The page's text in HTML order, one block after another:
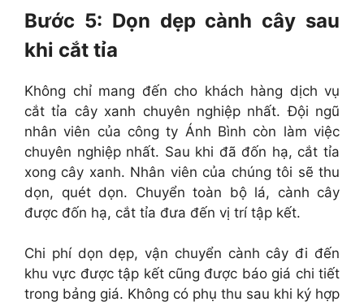
Bước 5: Dọn dẹp cành cây sau
khi cắt tỉa
Không chỉ mang đến cho khách hàng dịch vụ
cắt tỉa cây xanh chuyên nghiệp nhất. Đội ngũ
nhân viên của công ty Ánh Bình còn làm việc
chuyên nghiệp nhất. Sau khi đã đốn hạ, cắt tỉa
xong cây xanh. Nhân viên của chúng tôi sẽ thu
dọn, quét dọn. Chuyển toàn bộ lá, cành cây
được đốn hạ, cắt tỉa đưa đến vị trí tập kết.
Chi phí dọn dẹp, vận chuyển cành cây đi đến
khu vực được tập kết cũng được báo giá chi tiết
trong bảng giá. Không có phụ thu sau khi ký hợp